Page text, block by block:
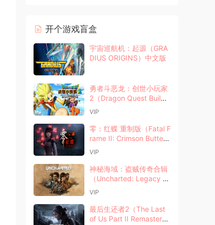
开个游戏盲盒
宇宙巡航机：起源（GRA
DIUS ORIGINS）中文版
勇者斗恶龙：创世小玩家
2（Dragon Quest Builde
rs 2）中文版
VIP
零：红蝶 重制版（Fatal F
rame II: Crimson Butterfl
y Remake）中文版
VIP
神秘海域：盗贼传奇合辑
（Uncharted: Legacy of
Thieves Collection）中
VIP
最后生还者2（The Last
of Us Part II Remastere